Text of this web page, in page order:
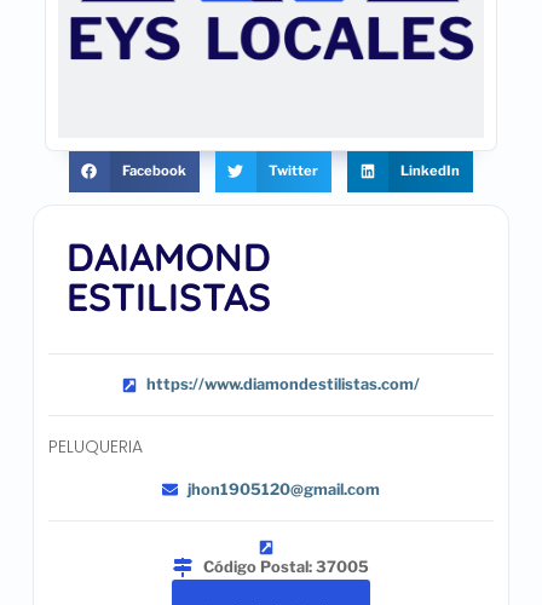
DAIAMOND
ESTILISTAS
https://www.diamondestilistas.com/
PELUQUERIA
jhon1905120@gmail.com
Código Postal: 37005
Facebook Twitter LinkedIn